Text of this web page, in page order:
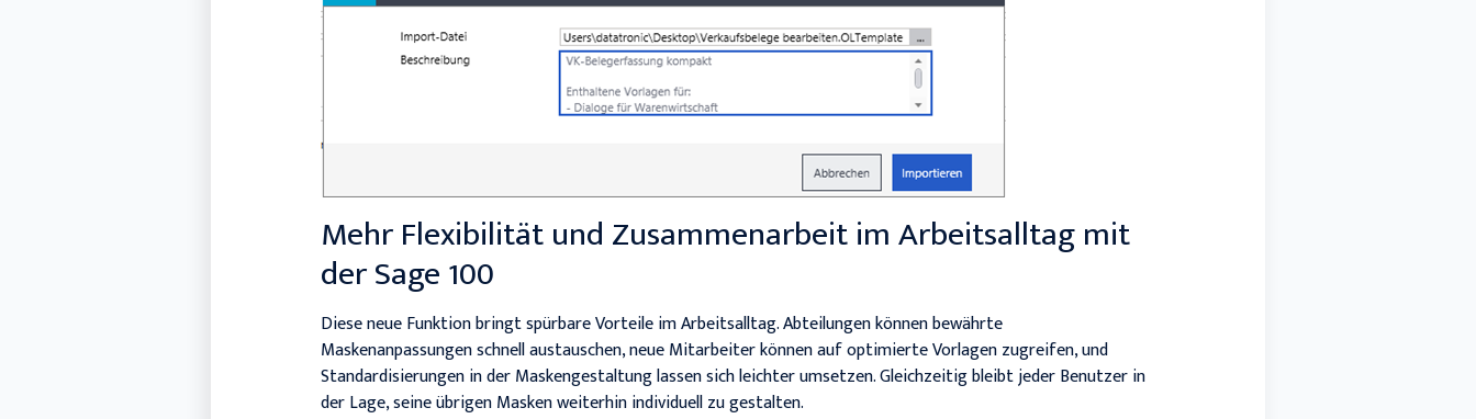
Mehr Flexibilität und Zusammenarbeit im Arbeitsalltag mit
der Sage 100
Diese neue Funktion bringt spürbare Vorteile im Arbeitsalltag. Abteilungen könnenbewährte
Maskenanpassungen schnell austauschen,neue Mitarbeiter können auf optimierte Vorlagen zugreifen, und
Standardisierungen in der Maskengestaltung lassen sich leichter umsetzen. Gleichzeitig bleibt jeder Benutzer in
der Lage, seine übrigen Masken weiterhin individuell zu gestalten.